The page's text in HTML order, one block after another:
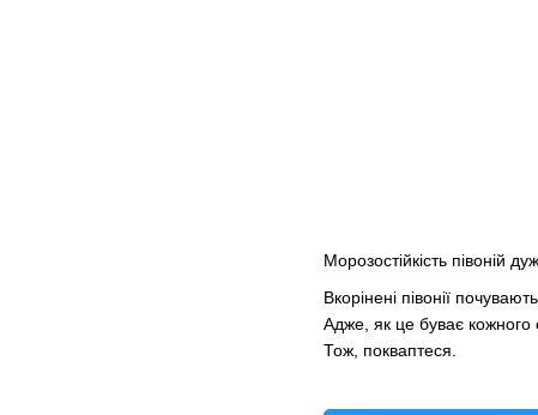
Морозостійкість півоній
Вкорінені півонії
Адже, як це буває кожного
Тож, покваптеся.